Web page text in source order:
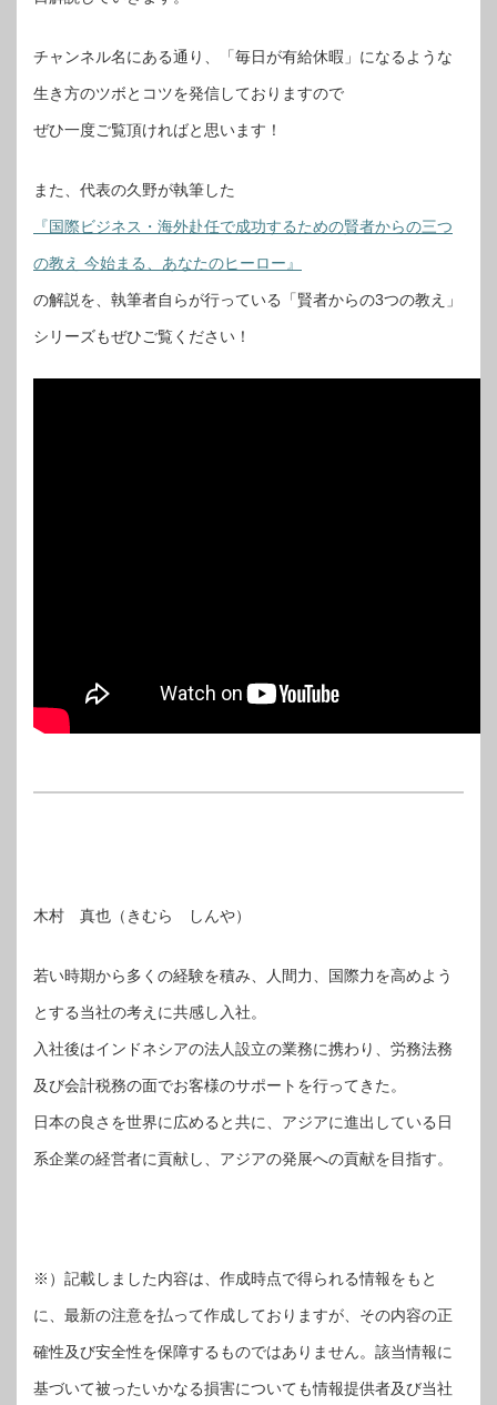
チャンネル名にある通り、「毎日が有給休暇」になるような
生き方のツボとコツを発信しておりますので
ぜひ一度ご覧頂ければと思います！
また、代表の久野が執筆した
『国際ビジネス・海外赴任で成功するための賢者からの三つ
の教え 今始まる、あなたのヒーロー』
の解説を、執筆者自らが行っている「賢者からの3つの教え」
シリーズもぜひご覧ください！
木村 真也（きむら しんや）
若い時期から多くの経験を積み、人間力、国際力を高めよう
とする当社の考えに共感し入社。
入社後はインドネシアの法人設立の業務に携わり、労務法務
及び会計税務の面でお客様のサポートを行ってきた。
日本の良さを世界に広めると共に、アジアに進出している日
系企業の経営者に貢献し、アジアの発展への貢献を目指す。
※）記載しました内容は、作成時点で得られる情報をもと
に、最新の注意を払って作成しておりますが、その内容の正
確性及び安全性を保障するものではありません。該当情報に
基づいて被ったいかなる損害についても情報提供者及び当社